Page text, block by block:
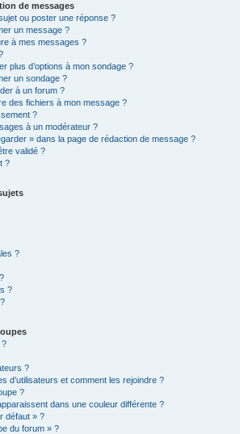
de messages
ou poster une réponse ?
un message ?
à mes messages ?
plus d’options à mon sondage ?
un sondage ?
à un forum ?
des fichiers à mon message ?
?
à un modérateur ?
» dans la page de rédaction de message ?
validé ?
?
?
?
?
?
d’utilisateurs et comment les rejoindre ?
?
dans une couleur différente ?
défaut » ?
du forum » ?